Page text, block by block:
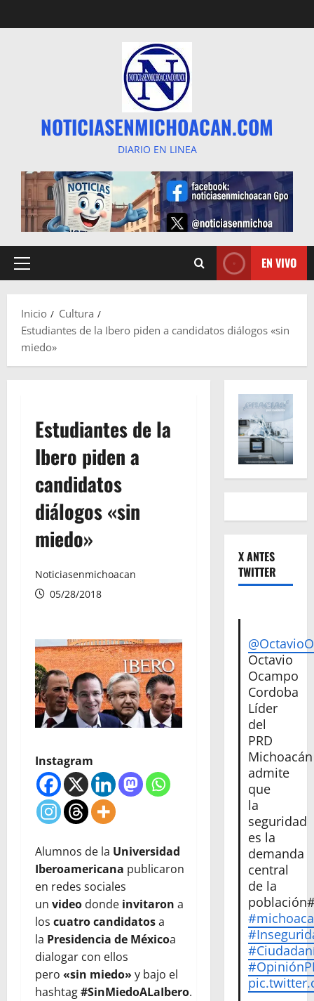
al
NOTICIASENMICHOACAN.COM
DIARIO EN LINEA
Menú
EN VIVO
Inicio
Cultura
Estudiantes de la Ibero piden a candidatos diálogos «sin
miedo»
Estudiantes de la
Ibero piden a
candidatos
diálogos «sin
miedo»
Noticiasenmichoacan
05/28/2018
Instagram
Alumnos de la Universidad
Iberoamericana publicaron
en redes sociales
un video donde invitaron a
los cuatro candidatosa
la Presidencia de Méxicoa
dialogar con ellos
pero «sin miedo» y bajo el
hashtag#SinMiedoALaIbero.
X ANTES
TWITTER
Octavio
Ocampo
Cordoba
Líder
del
PRD
Michoacán
admite
que
la
seguridad
es la
demanda
central
de la